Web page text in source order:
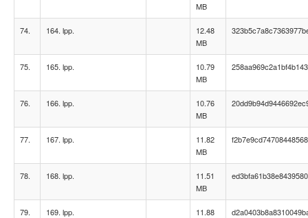
MB
74. 164. lpp.
12.48
MB
75. 165. lpp.
10.79
MB
76. 166. lpp.
10.76
MB
77. 167. lpp.
11.82
MB
78. 168. lpp.
11.51
MB
79. 169. lpp.
11.88